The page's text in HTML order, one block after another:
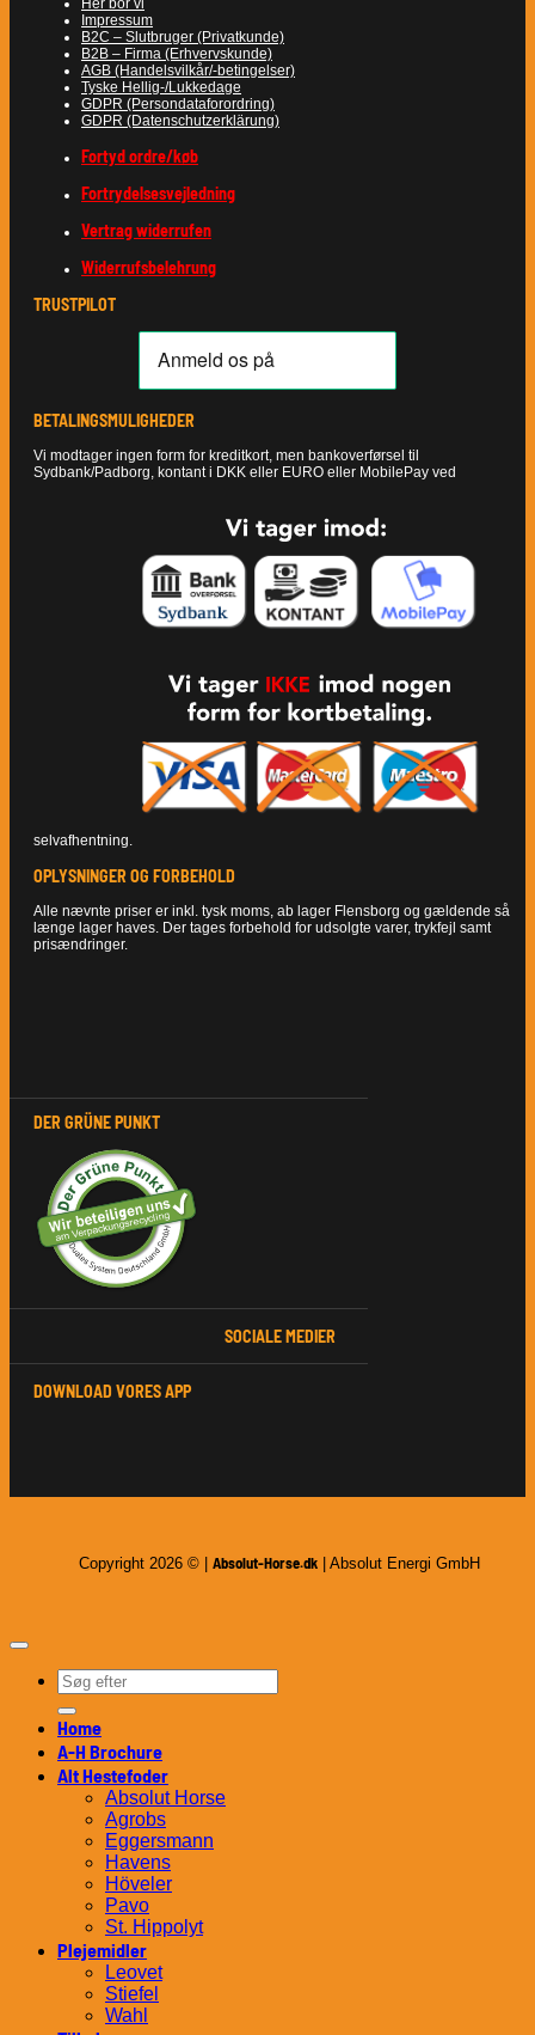
Impressum
B2C – Slutbruger (Privatkunde)
B2B – Firma (Erhvervskunde)
AGB (Handelsvilkår/-betingelser)
Tyske Hellig-/Lukkedage
GDPR (Persondataforordring)
GDPR (Datenschutzerklärung)
Fortyd ordre/køb
Fortrydelsesvejledning
Vertrag widerrufen
Widerrufsbelehrung
TRUSTPILOT
BETALINGSMULIGHEDER
Vi modtager ingen form for kreditkort, men bankoverførsel til
Sydbank/Padborg, kontant i DKK eller EURO eller MobilePay ved
selvafhentning.
OPLYSNINGER OG FORBEHOLD
Alle nævnte priser er inkl. tysk moms, ab lager Flensborg og gældende så
længe lager haves. Der tages forbehold for udsolgte varer, trykfejl samt
prisændringer.
DER GRÜNE PUNKT
SOCIALE MEDIER
DOWNLOAD VORES APP
Copyright 2026 © | Absolut-Horse.dk | Absolut Energi GmbH
Søg
efter:
Home
A-H Brochure
Alt Hestefoder
Absolut Horse
Agrobs
Eggersmann
Havens
Höveler
Pavo
St. Hippolyt
Plejemidler
Leovet
Stiefel
Wahl